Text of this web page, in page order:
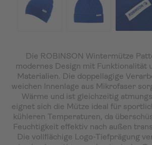
Die ROBINSON Wintermütze
modernes Design mit Funktionalität
Materialien. Die doppellagige
weichen Innenlage aus Mikrofaser
Wärme und ist gleichzeitig
eignet sich die Mütze ideal für
kühleren Temperaturen, da
Feuchtigkeit effektiv nach außen
Die vollflächige Logo-Tiefprägung